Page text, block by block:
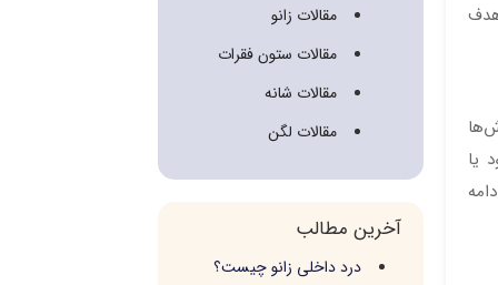
یا
مقالات زانو
مقالات ستون فقرات
مقالات شانه
مقالات لگن
آخرین مطالب
درد داخلی زانو چیست؟